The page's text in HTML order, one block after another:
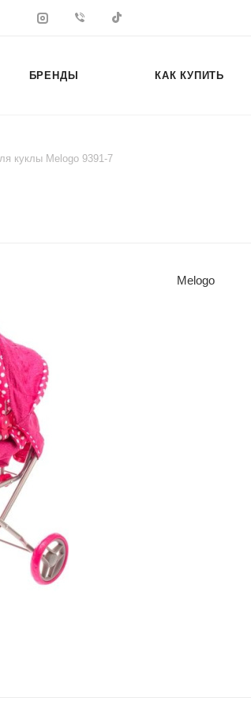
БРЕНДЫ КАК КУПИТЬ
куклы Melogo 9391-7
Melogo